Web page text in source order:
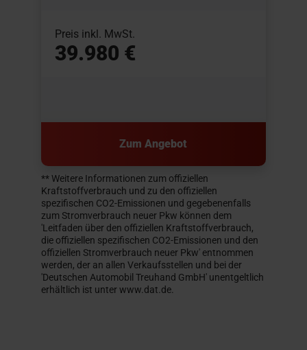
Preis inkl. MwSt.
39.980 €
Zum Angebot
** Weitere Informationen zum offiziellen
Kraftstoffverbrauch und zu den offiziellen
spezifischen CO2-Emissionen und gegebenenfalls
zum Stromverbrauch neuer Pkw können dem
'Leitfaden über den offiziellen Kraftstoffverbrauch,
die offiziellen spezifischen CO2-Emissionen und den
offiziellen Stromverbrauch neuer Pkw' entnommen
werden, der an allen Verkaufsstellen und bei der
'Deutschen Automobil Treuhand GmbH' unentgeltlich
erhältlich ist unter www.dat.de.